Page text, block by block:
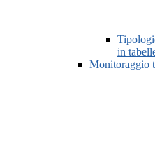
in
Monitoraggio